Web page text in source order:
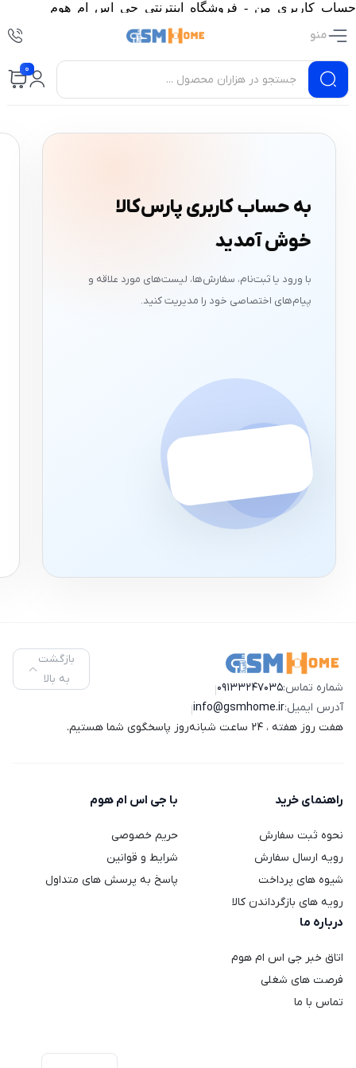
حساب کاربری من - فروشگاه اینترنتی جی اس ام هوم
منو
0
به حساب کاربری پارس‌کالا
خوش آمدید
با ورود یا ثبت‌نام، سفارش‌ها، لیست‌های مورد علاقه و
پیام‌های اختصاصی خود را مدیریت کنید.
شماره تماس:09133247035
|
آدرس ایمیل:info@gsmhome.ir
|
هفت روز هفته ، 24 ساعت شبانه‌روز پاسخگوی شما هستیم.
بازگشت
به بالا
راهنمای خرید
نحوه ثبت سفارش
رویه ارسال سفارش
شیوه های پرداخت
رویه های بازگرداندن کالا
با جی اس ام هوم
حریم خصوصی
شرایط و قوانین
پاسخ به پرسش های متداول
درباره ما
اتاق خبر جی اس ام هوم
فرصت های شغلی
تماس با ما